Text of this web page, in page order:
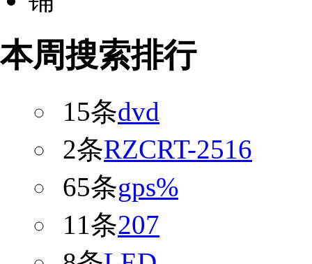
本周搜索排行
15条dvd
2条RZCRT-2516
65条gps%
11条207